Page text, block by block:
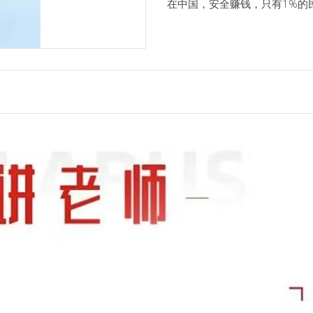
在中国，安全赚钱，只有1%的